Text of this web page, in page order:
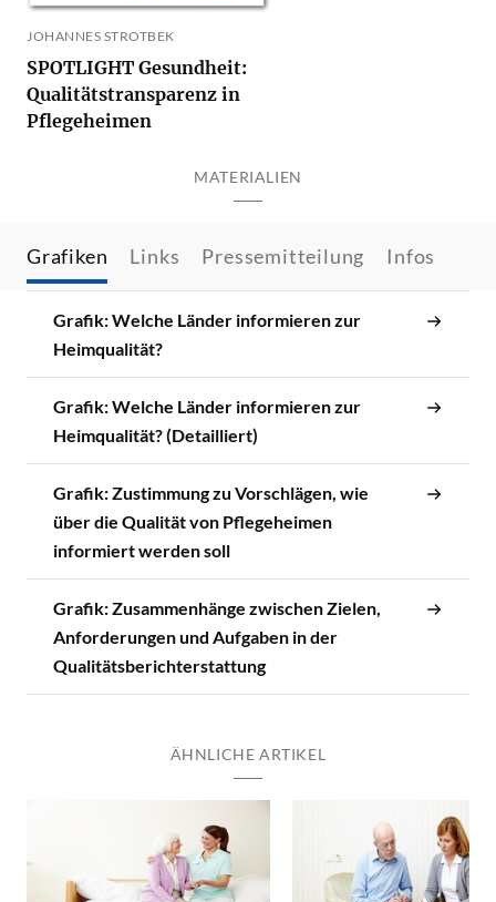
JOHANNES STROTBEK
SPOTLIGHT Gesundheit:
Qualitätstransparenz in
Pflegeheimen
MATERIALIEN
Grafiken Links Pressemitteilung Infos
Grafik: Welche Länder informieren zur
Heimqualität?
Grafik: Welche Länder informieren zur
Heimqualität? (Detailliert)
Grafik: Zustimmung zu Vorschlägen, wie
über die Qualität von Pflegeheimen
informiert werden soll
Grafik: Zusammenhänge zwischen Zielen,
Anforderungen und Aufgaben in der
Qualitätsberichterstattung
ÄHNLICHE ARTIKEL